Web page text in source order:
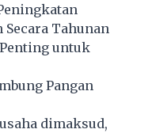
Secara Tahunan
untuk
Pangan
dimaksud,